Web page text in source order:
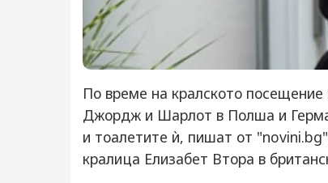
По време на кралското
Джордж и Шарлот в Полша и
и тоалетите ѝ, пишат от
кралица Елизабет Втора в